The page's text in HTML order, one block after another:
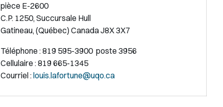
pièce E-2600
C.P. 1250, Succursale Hull
Gatineau, (Québec) Canada J8X 3X7
Téléphone : 819 595-3900 poste 3956
Cellulaire : 819 665-1345
Courriel :louis.lafortune@uqo.ca